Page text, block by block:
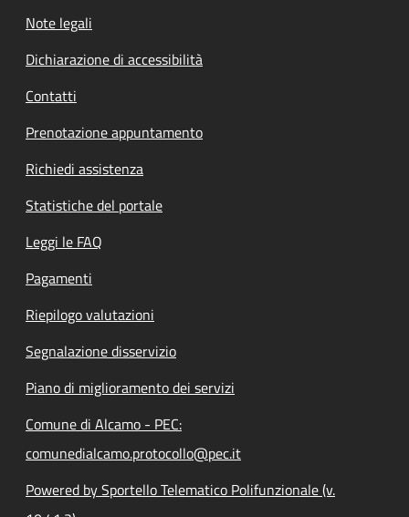
Note legali
Dichiarazione di accessibilità
Contatti
Prenotazione appuntamento
Richiedi assistenza
Statistiche del portale
Leggi le FAQ
Pagamenti
Riepilogo valutazioni
Segnalazione disservizio
Piano di miglioramento dei servizi
Comune di Alcamo - PEC:
comunedialcamo.protocollo@pec.it
Powered by Sportello Telematico Polifunzionale (v.